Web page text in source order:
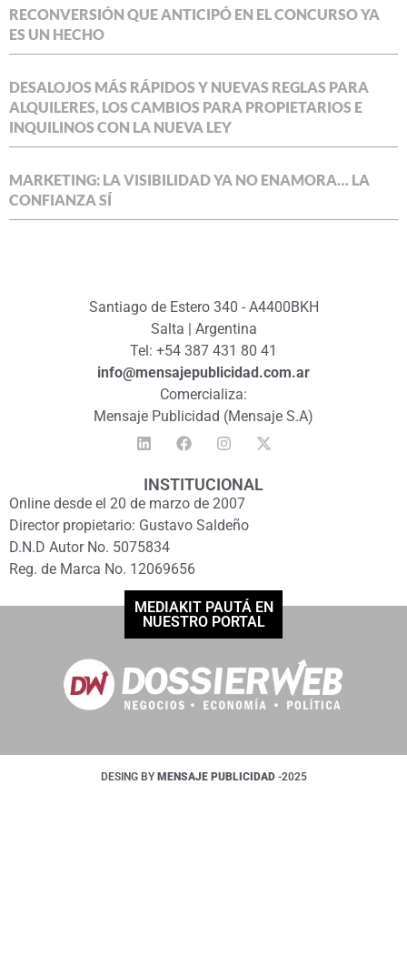
RECONVERSIÓN QUE ANTICIPÓ EN EL CONCURSO YA
ES UN HECHO
DESALOJOS MÁS RÁPIDOS Y NUEVAS REGLAS PARA
ALQUILERES, LOS CAMBIOS PARA PROPIETARIOS E
INQUILINOS CON LA NUEVA LEY
MARKETING: LA VISIBILIDAD YA NO ENAMORA… LA
CONFIANZA SÍ
Santiago de Estero 340 - A4400BKH
Salta | Argentina
Tel: +54 387 431 80 41
info@mensajepublicidad.com.ar
Comercializa:
Mensaje Publicidad (Mensaje S.A)
INSTITUCIONAL
Online desde el 20 de marzo de 2007
Director propietario: Gustavo Saldeño
D.N.D Autor No. 5075834
Reg. de Marca No. 12069656
MEDIAKIT PAUTÁ EN
NUESTRO PORTAL
DESING BY MENSAJE PUBLICIDAD -2025